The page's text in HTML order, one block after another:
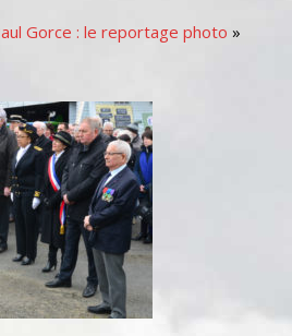
Gorce : le reportage photo »